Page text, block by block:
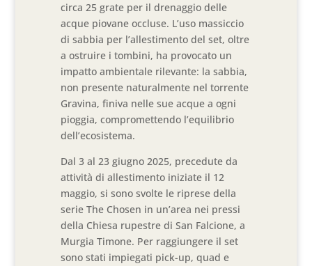
circa 25 grate per il drenaggio delle
acque piovane occluse. L’uso massiccio
di sabbia per l’allestimento del set, oltre
a ostruire i tombini, ha provocato un
impatto ambientale rilevante: la sabbia,
non presente naturalmente nel torrente
Gravina, finiva nelle sue acque a ogni
pioggia, compromettendo l’equilibrio
dell’ecosistema.
Dal 3 al 23 giugno 2025, precedute da
attività di allestimento iniziate il 12
maggio, si sono svolte le riprese della
serie The Chosen in un’area nei pressi
della Chiesa rupestre di San Falcione, a
Murgia Timone. Per raggiungere il set
sono stati impiegati pick-up, quad e